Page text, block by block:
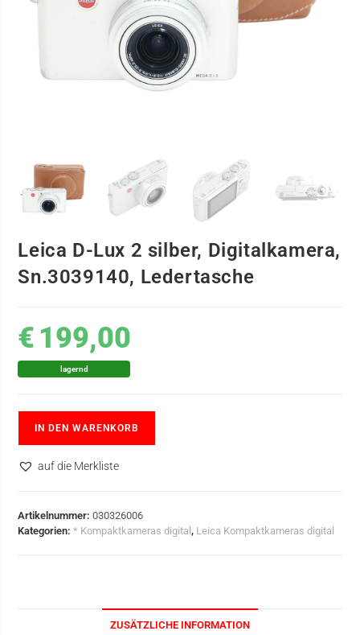
Leica D-Lux 2 silber, Digitalkamera,
Sn.3039140, Ledertasche
€ 199,00
lagernd
IN DEN WARENKORB
auf die Merkliste
Artikelnummer:030326006
Kategorien:* Kompaktkameras digital , Leica Kompaktkameras digital
ZUSÄTZLICHE INFORMATION